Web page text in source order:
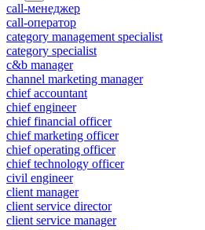
call-менеджер
call-оператор
category management specialist
category specialist
c&b manager
channel marketing manager
chief accountant
chief engineer
chief financial officer
chief marketing officer
chief operating officer
chief technology officer
civil engineer
client manager
client service director
client service manager